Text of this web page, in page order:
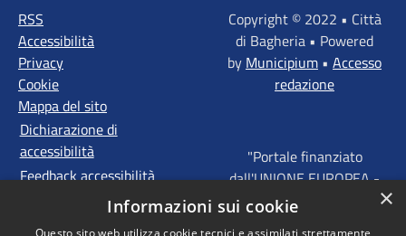
RSS
Accessibilità
Privacy
Cookie
Mappa del sito
Dichiarazione di
accessibilità
Feedback accessibilità
Copyright © 2022 • Città
di Bagheria • Powered
by Municipium • Accesso
redazione
"Portale finanziato
dall'UNIONE EUROPEA -
FONDI STRUTTURALI
×
Informazioni sui cookie
Questo sito web utilizza cookie tecnici e assimilati strettamente